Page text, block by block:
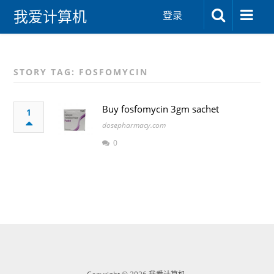
我爱计算机 登录
STORY TAG: FOSFOMYCIN
1 Buy fosfomycin 3gm sachet
dosepharmacy.com
0